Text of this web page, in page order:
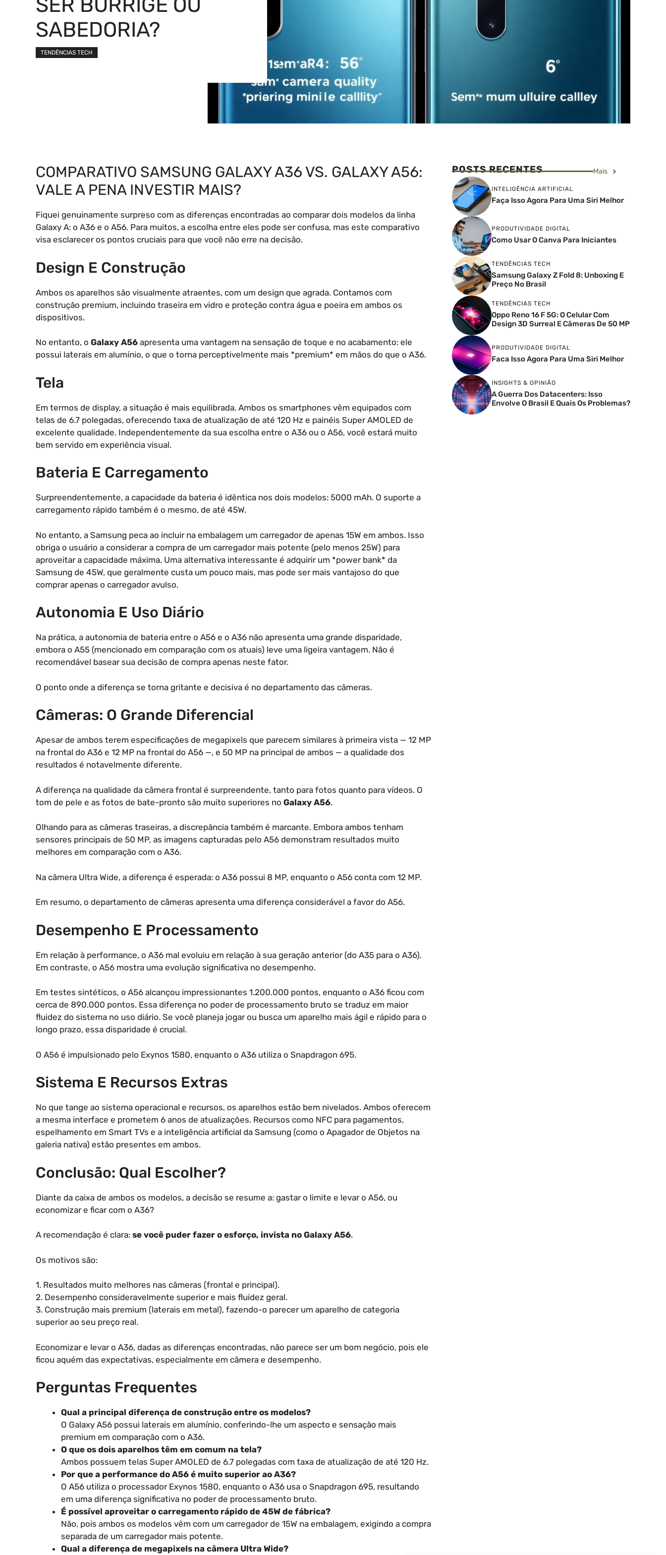
SABEDORIA?
TENDÊNCIAS TECH
COMPARATIVO SAMSUNG GALAXY A36 VS. GALAXY A56:
VALE A PENA INVESTIR MAIS?
Fiquei genuinamente surpreso com as diferenças encontradas ao comparar dois modelos da linha
Galaxy A: o A36 e o A56. Para muitos, a escolha entre eles pode ser confusa, mas este comparativo
visa esclarecer os pontos cruciais para que você não erre na decisão.
Design E Construção
Ambos os aparelhos são visualmente atraentes, com um design que agrada. Contamos com
construção premium, incluindo traseira em vidro e proteção contra água e poeira em ambos os
dispositivos.
No entanto, o Galaxy A56 apresenta uma vantagem na sensação de toque e no acabamento: ele
possui laterais em alumínio, o que o torna perceptivelmente mais *premium* em mãos do que o A36.
Tela
Em termos de display, a situação é mais equilibrada. Ambos os smartphones vêm equipados com
telas de 6.7 polegadas, oferecendo taxa de atualização de até 120 Hz e painéis Super AMOLED de
excelente qualidade. Independentemente da sua escolha entre o A36 ou o A56, você estará muito
bem servido em experiência visual.
Bateria E Carregamento
Surpreendentemente, a capacidade da bateria é idêntica nos dois modelos: 5000 mAh. O suporte a
carregamento rápido também é o mesmo, de até 45W.
No entanto, a Samsung peca ao incluir na embalagem um carregador de apenas 15W em ambos. Isso
obriga o usuário a considerar a compra de um carregador mais potente (pelo menos 25W) para
aproveitar a capacidade máxima. Uma alternativa interessante é adquirir um *power bank* da
Samsung de 45W, que geralmente custa um pouco mais, mas pode ser mais vantajoso do que
comprar apenas o carregador avulso.
Autonomia E Uso Diário
Na prática, a autonomia de bateria entre o A56 e o A36 não apresenta uma grande disparidade,
embora o A55 (mencionado em comparação com os atuais) leve uma ligeira vantagem. Não é
recomendável basear sua decisão de compra apenas neste fator.
O ponto onde a diferença se torna gritante e decisiva é no departamento das câmeras.
Câmeras: O Grande Diferencial
Apesar de ambos terem especificações de megapixels que parecem similares à primeira vista — 12 MP
na frontal do A36 e 12 MP na frontal do A56 —, e 50 MP na principal de ambos — a qualidade dos
resultados é notavelmente diferente.
A diferença na qualidade da câmera frontal é surpreendente, tanto para fotos quanto para vídeos. O
tom de pele e as fotos de bate-pronto são muito superiores no Galaxy A56.
Olhando para as câmeras traseiras, a discrepância também é marcante. Embora ambos tenham
sensores principais de 50 MP, as imagens capturadas pelo A56 demonstram resultados muito
melhores em comparação com o A36.
Na câmera Ultra Wide, a diferença é esperada: o A36 possui 8 MP, enquanto o A56 conta com 12 MP.
Em resumo, o departamento de câmeras apresenta uma diferença considerável a favor do A56.
Desempenho E Processamento
Em relação à performance, o A36 mal evoluiu em relação à sua geração anterior (do A35 para o A36).
Em contraste, o A56 mostra uma evolução significativa no desempenho.
Em testes sintéticos, o A56 alcançou impressionantes 1.200.000 pontos, enquanto o A36 ficou com
cerca de 890.000 pontos. Essa diferença no poder de processamento bruto se traduz em maior
fluidez do sistema no uso diário. Se você planeja jogar ou busca um aparelho mais ágil e rápido para o
longo prazo, essa disparidade é crucial.
O A56 é impulsionado pelo Exynos 1580, enquanto o A36 utiliza o Snapdragon 695.
Sistema E Recursos Extras
No que tange ao sistema operacional e recursos, os aparelhos estão bem nivelados. Ambos oferecem
a mesma interface e prometem 6 anos de atualizações. Recursos como NFC para pagamentos,
espelhamento em Smart TVs e a inteligência artificial da Samsung (como o Apagador de Objetos na
galeria nativa) estão presentes em ambos.
Conclusão: Qual Escolher?
Diante da caixa de ambos os modelos, a decisão se resume a: gastar o limite e levar o A56, ou
economizar e ficar com o A36?
A recomendação é clara: se você puder fazer o esforço, invista no Galaxy A56.
Os motivos são:
1. Resultados muito melhores nas câmeras (frontal e principal).
2. Desempenho consideravelmente superior e mais fluidez geral.
3. Construção mais premium (laterais em metal), fazendo-o parecer um aparelho de categoria
superior ao seu preço real.
Economizar e levar o A36, dadas as diferenças encontradas, não parece ser um bom negócio, pois ele
ficou aquém das expectativas, especialmente em câmera e desempenho.
Perguntas Frequentes
Qual a principal diferença de construção entre os modelos?
O Galaxy A56 possui laterais em alumínio, conferindo-lhe um aspecto e sensação mais
premium em comparação com o A36.
O que os dois aparelhos têm em comum na tela?
Ambos possuem telas Super AMOLED de 6.7 polegadas com taxa de atualização de até 120 Hz.
Por que a performance do A56 é muito superior ao A36?
O A56 utiliza o processador Exynos 1580, enquanto o A36 usa o Snapdragon 695, resultando
em uma diferença significativa no poder de processamento bruto.
É possível aproveitar o carregamento rápido de 45W de fábrica?
Não, pois ambos os modelos vêm com um carregador de 15W na embalagem, exigindo a compra
separada de um carregador mais potente.
Qual a diferença de megapixels na câmera Ultra Wide?
POSTS RECENTES Mais
INTELIGÊNCIA ARTIFICIAL
Faça Isso Agora Para Uma Siri Melhor
PRODUTIVIDADE DIGITAL
Como Usar O Canva Para Iniciantes
TENDÊNCIAS TECH
Samsung Galaxy Z Fold 8: Unboxing E
Preço No Brasil
TENDÊNCIAS TECH
Oppo Reno 16 F 5G: O Celular Com
Design 3D Surreal E Câmeras De 50 MP
PRODUTIVIDADE DIGITAL
Faca Isso Agora Para Uma Siri Melhor
INSIGHTS & OPINIÃO
A Guerra Dos Datacenters: Isso
Envolve O Brasil E Quais Os Problemas?